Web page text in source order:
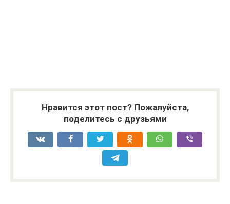
Нравится этот пост? Пожалуйста,
поделитесь с друзьями